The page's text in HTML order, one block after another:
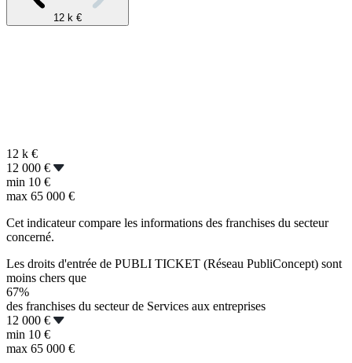
12 k €
12 k €
12 000 €
min 10 €
max 65 000 €
Cet indicateur compare les informations des franchises du secteur
concerné.
Les droits d'entrée de PUBLI TICKET (Réseau PubliConcept) sont
moins chers que
67%
des franchises du secteur de Services aux entreprises
12 000 €
min 10 €
max 65 000 €